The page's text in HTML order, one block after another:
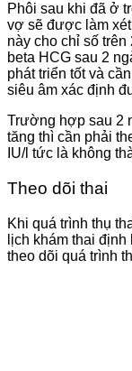
Phôi sau khi đã ở
vợ sẽ được làm
này cho chỉ số
beta HCG sau 2
phát triển tốt và
siêu âm xác định
Trường hợp sau 2
tăng thì cần phải
IU/l tức là không
Theo dõi thai
Khi quá trình thụ
lịch khám thai
theo dõi quá trình